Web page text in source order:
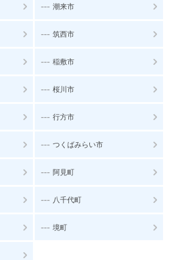
--- 潮来市
--- 筑西市
--- 稲敷市
--- 桜川市
--- 行方市
--- つくばみらい市
--- 阿見町
--- 八千代町
--- 境町